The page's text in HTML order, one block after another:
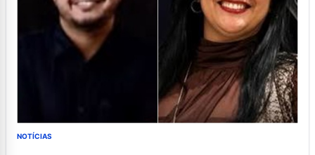
NOTÍCIAS